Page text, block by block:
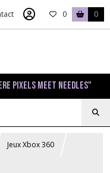
0 0
pixels meet needles"
Jeux Xbox 360